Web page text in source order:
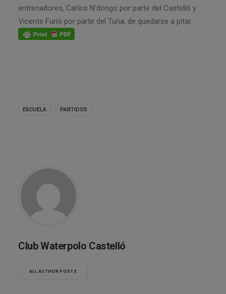
entrenadores, Carlos N’dongo por parte del Castelló y
Vicente Furió por parte del Turia, de quedarse a pitar.
ESCUELA PARTIDOS
Club Waterpolo Castelló
ALL AUTHOR POSTS